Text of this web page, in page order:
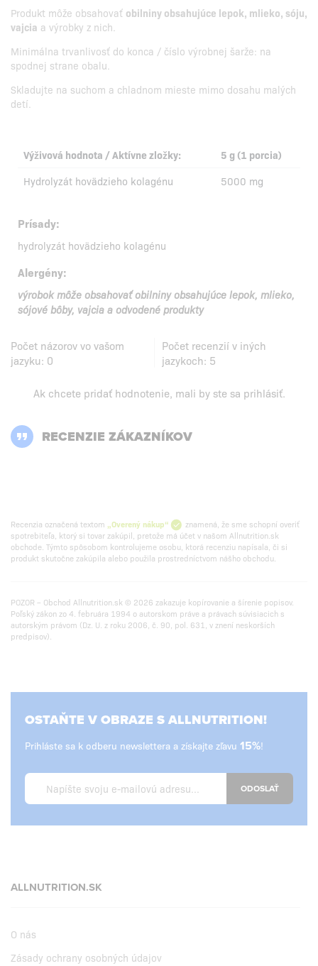
Produkt môže obsahovať obilniny obsahujúce lepok, mlieko, sóju,
vajcia a výrobky z nich.
Minimálna trvanlivosť do konca / číslo výrobnej šarže: na
spodnej strane obalu.
Skladujte na suchom a chladnom mieste mimo dosahu malých
detí.
Výživová hodnota / Aktívne zložky:
5 g (1 porcia)
Hydrolyzát hovädzieho kolagénu
5000 mg
Prísady:
hydrolyzát hovädzieho kolagénu
Alergény:
výrobok môže obsahovať obilniny obsahujúce lepok, mlieko,
sójové bôby, vajcia a odvodené produkty
Počet názorov vo vašom
jazyku: 0
Počet recenzií v iných
jazykoch: 5
Ak chcete pridať hodnotenie, mali by ste sa prihlásiť.
RECENZIE ZÁKAZNÍKOV
Recenzia označená textom „Overený nákup“
znamená, že sme schopní overiť
spotrebiteľa, ktorý si tovar zakúpil, pretože má účet v našom Allnutrition.sk
obchode. Týmto spôsobom kontrolujeme osobu, ktorá recenziu napísala, či si
produkt skutočne zakúpila alebo použila prostredníctvom nášho obchodu.
POZOR – Obchod Allnutrition.sk © 2026 zakazuje kopírovanie a šírenie popisov.
Poľský zákon zo 4. februára 1994 o autorskom práve a právach súvisiacich s
autorským právom (Dz. U. z roku 2006, č. 90, pol. 631, v znení neskorších
predpisov).
OSTAŇTE V OBRAZE S ALLNUTRITION!
Prihláste sa k odberu newslettera a získajte zľavu 15%!
ODOSLAŤ
ALLNUTRITION.SK
O nás
Zásady ochrany osobných údajov